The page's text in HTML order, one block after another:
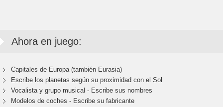
Ahora en juego:
Capitales de Europa (también Eurasia)
Escribe los planetas según su proximidad con el Sol
Vocalista y grupo musical - Escribe sus nombres
Modelos de coches - Escribe su fabricante